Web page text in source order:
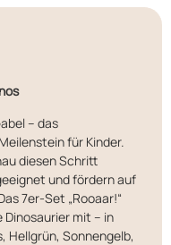
– das
für Kinder.
diesen Schritt
und fördern auf
7er-Set „Rooaar!“
Dinosaurier mit – in
Hellgrün, Sonnengelb,